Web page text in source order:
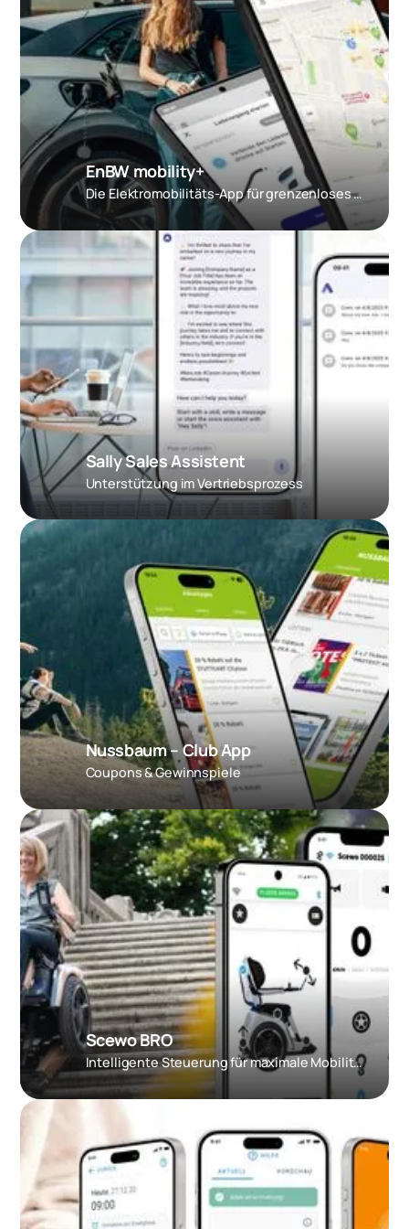
EnBW mobility+
Die Elektromobilitäts-App für grenzenloses Laden
Sally Sales Assistent
Unterstützung im Vertriebsprozess
Nussbaum – Club App
Coupons & Gewinnspiele
Scewo BRO
Intelligente Steuerung für maximale Mobilität